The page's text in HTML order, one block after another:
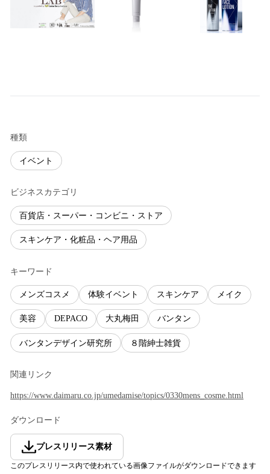
種類
イベント
ビジネスカテゴリ
百貨店・スーパー・コンビニ・ストア
スキンケア・化粧品・ヘア用品
キーワード
メンズコスメ 体験イベント スキンケア メイク
美容 DEPACO 大丸梅田 バンタン
バンタンデザイン研究所 ８階紳士雑貨
関連リンク
https://www.daimaru.co.jp/umedamise/topics/0330mens_cosme.html
ダウンロード
プレスリリース素材
このプレスリリース内で使われている画像ファイルがダウンロードできます